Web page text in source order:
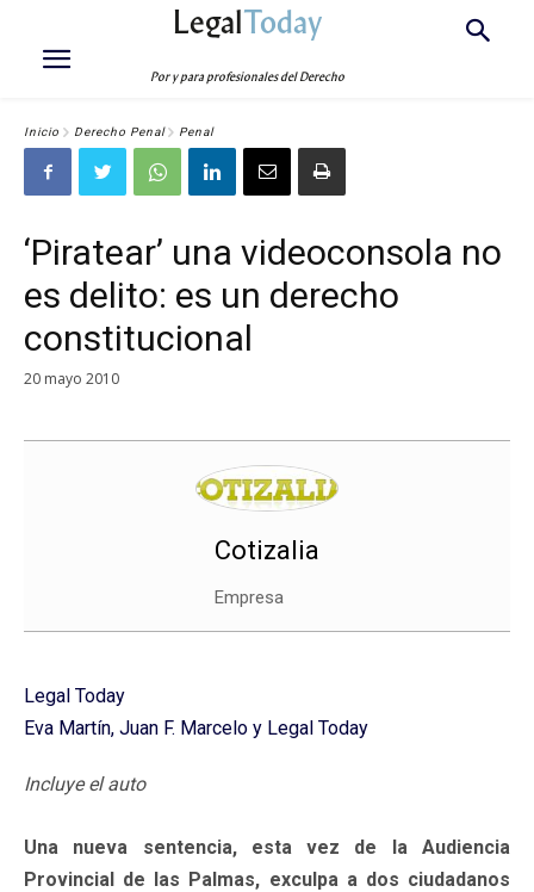
LegalToday
Por y para profesionales del Derecho
Inicio Derecho Penal Penal
‘Piratear’ una videoconsola no
es delito: es un derecho
constitucional
20 mayo 2010
Cotizalia
Empresa
Legal Today
Eva Martín, Juan F. Marcelo y Legal Today
Incluye el auto
Una nueva sentencia, esta vez de la Audiencia
Provincial de las Palmas, exculpa a dos ciudadanos